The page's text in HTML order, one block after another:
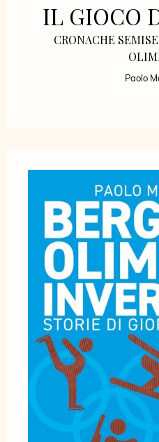
IL GIOCO
CRONACHE
Paolo